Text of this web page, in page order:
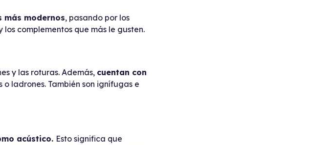
más modernos, pasando por los
complementos que más le gusten.
y las roturas. Además, cuentan con
ladrones. También son ignífugas e
acústico. Esto significa que